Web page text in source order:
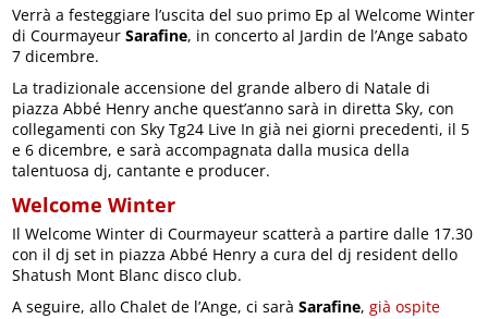
Verrà a festeggiare l’uscita del suo primo Ep al Welcome Winter
di CourmayeurSarafine, in concerto al Jardin de l’Ange sabato
7 dicembre.
La tradizionale accensione del grande albero di Natale di
piazza Abbé Henry anche quest’anno sarà in diretta Sky, con
collegamenti con Sky Tg24 Live In già nei giorni precedenti, il 5
e 6 dicembre, e sarà accompagnata dalla musica della
talentuosa dj, cantante e producer.
Welcome Winter
Il Welcome Winter di Courmayeur scatterà a partire dalle 17.30
con il dj set in piazza Abbé Henry a cura del dj resident dello
Shatush Mont Blanc disco club.
A seguire, allo Chalet de l’Ange, ci saràSarafine,già ospite